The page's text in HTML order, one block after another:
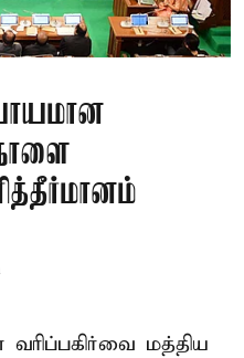
நாளை
வரிப்பகிர்வை மத்திய